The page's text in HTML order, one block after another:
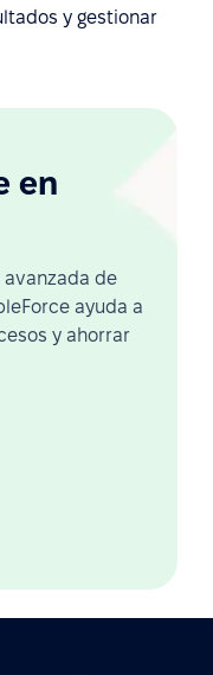
y gestionar
en
avanzada de
ayuda a
y ahorrar